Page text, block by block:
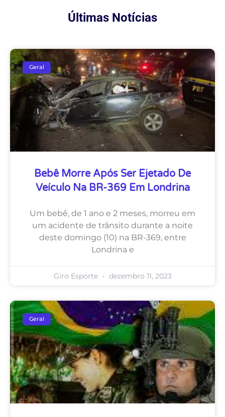
Últimas Notícias
Geral
Bebê Morre Após Ser Ejetado De
Veículo Na BR-369 Em Londrina
Um bebê, de 1 ano e 2 meses, morreu em
um acidente de trânsito durante a noite
deste domingo (10) na BR-369, entre
Londrina e
Giro Esporte dezembro 11, 2023
Geral